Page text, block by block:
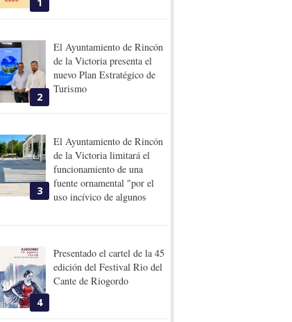
2
El Ayuntamiento de Rincón
de la Victoria presenta el
nuevo Plan Estratégico de
Turismo
3
El Ayuntamiento de Rincón
de la Victoria limitará el
funcionamiento de una
fuente ornamental "por el
uso incívico de algunos
4
Presentado el cartel de la 45
edición del Festival Rio del
Cante de Riogordo